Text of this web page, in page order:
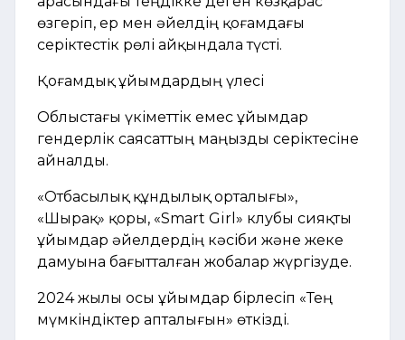
өзгеріп, ер мен әйелдің қоғамдағы
серіктестік рөлі айқындала түсті.
Қоғамдық ұйымдардың үлесі
Облыстағы үкіметтік емес ұйымдар
гендерлік саясаттың маңызды серіктесіне
айналды.
«Отбасылық құндылық орталығы»,
«Шырақ» қоры, «Smart Girl» клубы сияқты
ұйымдар әйелдердің кәсіби және жеке
дамуына бағытталған жобалар жүргізуде.
2024 жылы осы ұйымдар бірлесіп «Тең
мүмкіндіктер апталығын» өткізді.